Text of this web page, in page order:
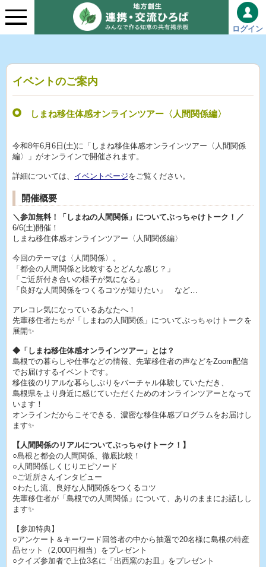
ログイン
イベントのご案内
しまね移住体感オンラインツアー〈人間関係編〉
令和8年6月6日(土)に「しまね移住体感オンラインツアー〈人間関係
編〉」がオンラインで開催されます。
詳細については、 イベントページをご覧ください。
開催概要
＼参加無料！「しまねの人間関係」についてぶっちゃけトーク！／
6/6(土)開催！
しまね移住体感オンラインツアー〈人間関係編〉
今回のテーマは〈人間関係〉。
「都会の人間関係と比較するとどんな感じ？」
「ご近所付き合いの様子が気になる」
「良好な人間関係をつくるコツが知りたい」 など…
アレコレ気になっているあなたへ！
先輩移住者たちが「しまねの人間関係」についてぶっちゃけトークを
展開✨
◆「しまね移住体感オンラインツアー」とは？
島根での暮らしや仕事などの情報、先輩移住者の声などをZoom配信
でお届けするイベントです。
移住後のリアルな暮らしぶりをバーチャル体験していただき、
島根県をより身近に感じていただくためのオンラインツアーとなって
います！
オンラインだからこそできる、濃密な移住体感プログラムをお届けし
ます✨
【人間関係のリアルについてぶっちゃけトーク！】
○島根と都会の人間関係、徹底比較！
○人間関係しくじりエピソード
○ご近所さんインタビュー
○わたし流、良好な人間関係をつくるコツ
先輩移住者が「島根での人間関係」について、ありのままにお話しし
ます✨
【参加特典】
○アンケート＆キーワード回答者の中から抽選で20名様に島根の特産
品セット（2,000円相当）をプレゼント
○クイズ参加者で上位3名に「出西窯のお皿」をプレゼント